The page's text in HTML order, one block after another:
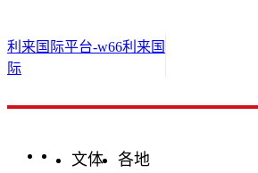
利来国际平台-w66利来国
际
文体 各地